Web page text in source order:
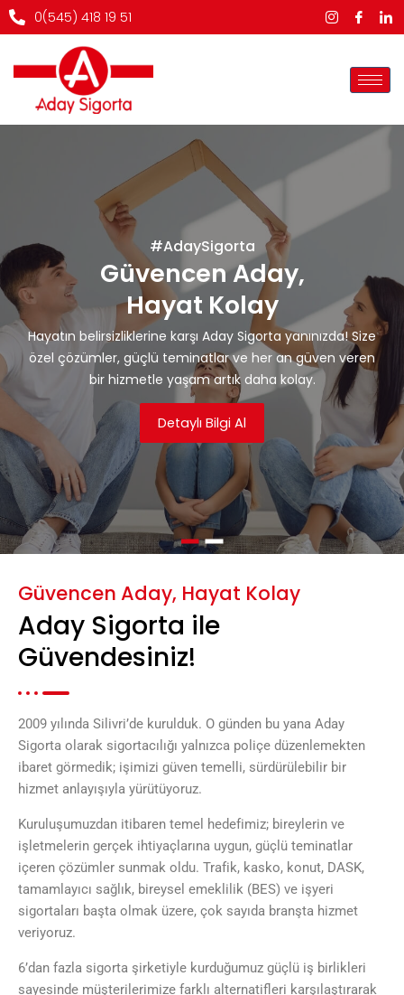
İçeriğe
atla
0(545) 418 19 51
#AdaySigorta
Güvencen Aday,
Hayat Kolay
Hayatın belirsizliklerine karşı Aday Sigorta yanınızda! Size
özel çözümler, güçlü teminatlar ve her an güven veren
bir hizmetle yaşam artık daha kolay.
Detaylı Bilgi Al
Güvencen Aday, Hayat Kolay
Aday Sigorta ile
Güvendesiniz!
2009 yılında Silivri’de kurulduk. O günden bu yana Aday
Sigorta olarak sigortacılığı yalnızca poliçe düzenlemekten
ibaret görmedik; işimizi güven temelli, sürdürülebilir bir
hizmet anlayışıyla yürütüyoruz.
Kuruluşumuzdan itibaren temel hedefimiz; bireylerin ve
işletmelerin gerçek ihtiyaçlarına uygun, güçlü teminatlar
içeren çözümler sunmak oldu. Trafik, kasko, konut, DASK,
tamamlayıcı sağlık, bireysel emeklilik (BES) ve işyeri
sigortaları başta olmak üzere, çok sayıda branşta hizmet
veriyoruz.
6’dan fazla sigorta şirketiyle kurduğumuz güçlü iş birlikleri
sayesinde müşterilerimize farklı alternatifleri karşılaştırarak